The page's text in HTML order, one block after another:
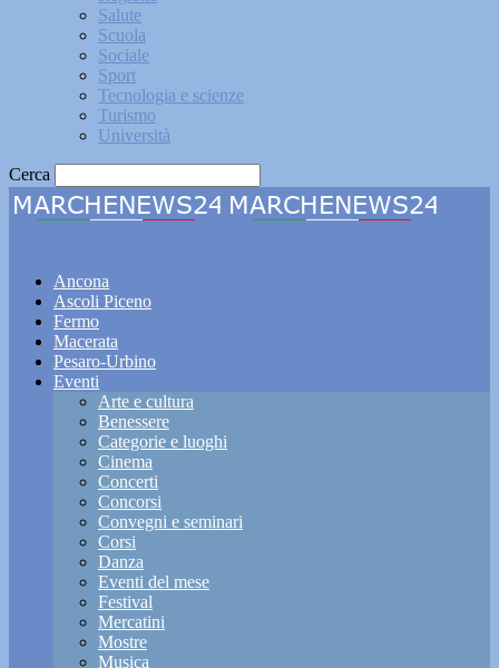
Salute
Scuola
Sociale
Sport
Tecnologia e scienze
Turismo
Università
Cerca
Ancona
Ascoli Piceno
Fermo
Macerata
Pesaro-Urbino
Eventi
Arte e cultura
Benessere
Categorie e luoghi
Cinema
Concerti
Concorsi
Convegni e seminari
Corsi
Danza
Eventi del mese
Festival
Mercatini
Mostre
Musica